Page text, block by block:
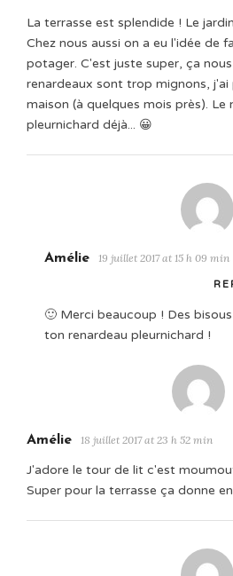
La terrasse est splendide ! Le
Chez nous aussi on a eu l'idée de
potager. C'est juste super, ça
renardeaux sont trop mignons, j'ai
maison (à quelques mois près). Le
pleurnichard déjà... 😀
Amélie 19 juillet 2017 at 15 h 09 min
🙂 Merci beaucoup ! Des
ton renardeau pleurnichard !
Amélie 18 juillet 2017 at 23 h 52 min
J'adore le tour de lit c'est
Super pour la terrasse ça donne